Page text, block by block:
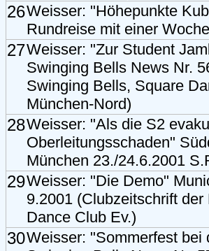
26Weisser: "Höhepunkte
Rundreise mit einer
27Weisser: "Zur Student
Swinging Bells News Nr.
Swinging Bells, Square
München-Nord)
28Weisser: "Als die S2
Oberleitungsschaden"
München 23./24.6.2001
29Weisser: "Die Demo"
9.2001 (Clubzeitschrift
Dance Club Ev.)
30Weisser: "Sommerfest